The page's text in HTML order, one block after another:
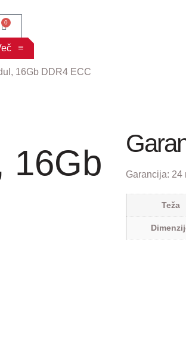
0
16Gb DDR4 ECC
16Gb
Garancija: 24
Teža